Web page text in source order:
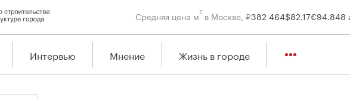
Средняя цена м2 в Москве, ₽382 464$82.17€94.848
Интервью Мнение Жизнь в городе